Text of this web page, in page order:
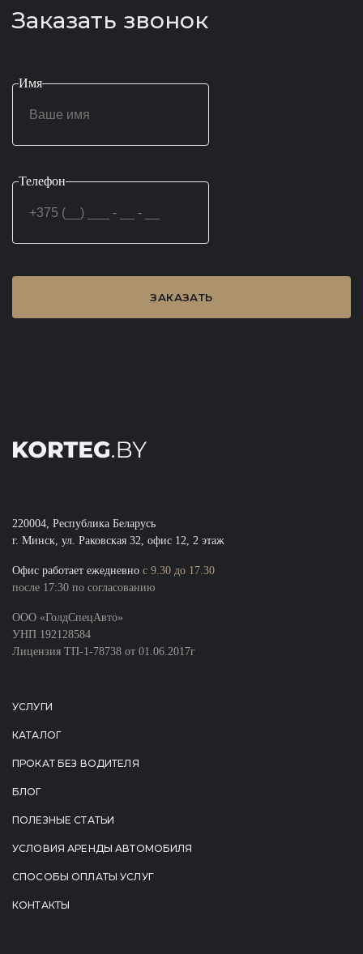
Заказать звонок
Имя
Телефон
ЗАКАЗАТЬ
220004, Республика Беларусь
г. Минск, ул. Раковская 32, офис 12, 2 этаж
Oфис работает ежедневно с 9.30 до 17.30
после 17:30 по согласованию
ООО «ГолдСпецАвто»
УНП 192128584
Лицензия ТП-1-78738 от 01.06.2017г
УСЛУГИ
КАТАЛОГ
ПРОКАТ БЕЗ ВОДИТЕЛЯ
БЛОГ
ПОЛЕЗНЫЕ СТАТЬИ
УСЛОВИЯ АРЕНДЫ АВТОМОБИЛЯ
СПОСОБЫ ОПЛАТЫ УСЛУГ
КОНТАКТЫ